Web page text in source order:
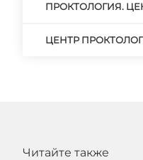
ПРОКТОЛОГИЯ.
ЦЕНТР
Читайте также